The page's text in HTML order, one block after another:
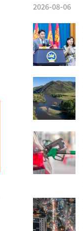
2026-08-06